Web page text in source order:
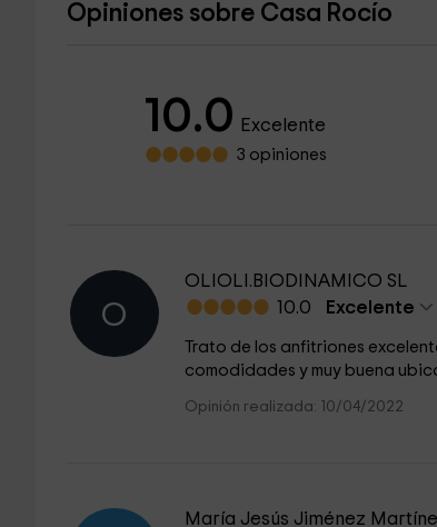
Opiniones sobre Casa Rocío
10.0 Excelente
3 opiniones
O
OLIOLI.BIODINAMICO SL
10.0 Excelente
Trato de los anfitriones
comodidades y muy buena
Opinión realizada: 10/04/2022
María Jesús Jiménez